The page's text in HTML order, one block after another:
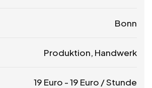
Bonn
Produktion, Handwerk
19 Euro -19 Euro / Stunde